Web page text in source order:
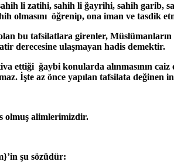
li zatihi, sahih li ğayrihi, sahih garib,
olmasını öğrenip, ona iman ve tasdik
bu tafsilatlara girenler,
derecesine ulaşmayan hadis demektir.
ğaybi konularda alınmasının
İşte az önce yapılan tafsilata değinen
olmuş alimlerimizdir.
’in şu sözüdür: